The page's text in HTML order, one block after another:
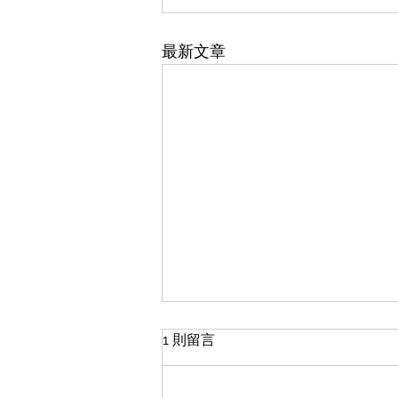
最新文章
輕磚的施工方法
office裝修輕磚的施工方法 1、施
1 則留言